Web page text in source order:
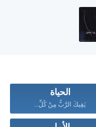
الحياة
يَقِيكَ الرَّبُّ مِنْ كُلِّ...